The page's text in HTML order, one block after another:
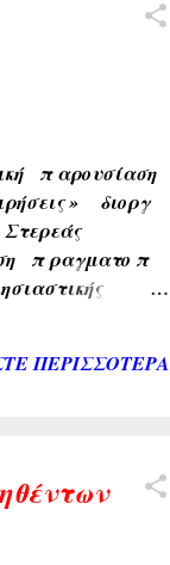
π αρουσίαση
» διοργ
π ραγματο π
ΠΕΡΙΣΣΌΤΕΡΑ